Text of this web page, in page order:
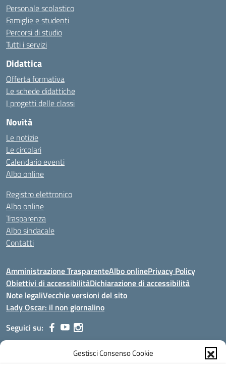
Gestisci Consenso Cookie
Personale scolastico
Famiglie e studenti
Percorsi di studio
Tutti i servizi
Didattica
Offerta formativa
Le schede didattiche
I progetti delle classi
Novità
Le notizie
Le circolari
Calendario eventi
Albo online
Registro elettronico
Albo online
Trasparenza
Albo sindacale
Contatti
Amministrazione TrasparenteAlbo onlinePrivacy Policy
Obiettivi di accessibilitàDichiarazione di accessibilità
Note legaliVecchie versioni del sito
Lady Oscar: il non giornalino
Seguici su:
Viale Aldo Moro, 51 - 24021 Albino (Bg)